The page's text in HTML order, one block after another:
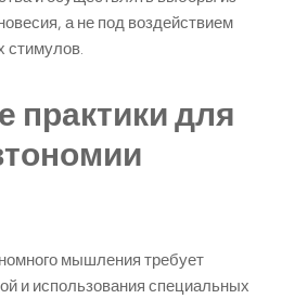
а не под воздействием
стимулов.
практики для
мышления требует
и использования специальных